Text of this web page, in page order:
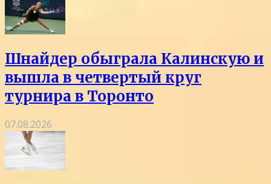
Шнайдер обыграла Калинскую и
вышла в четвертый круг
турнира в Торонто
07.08.2026